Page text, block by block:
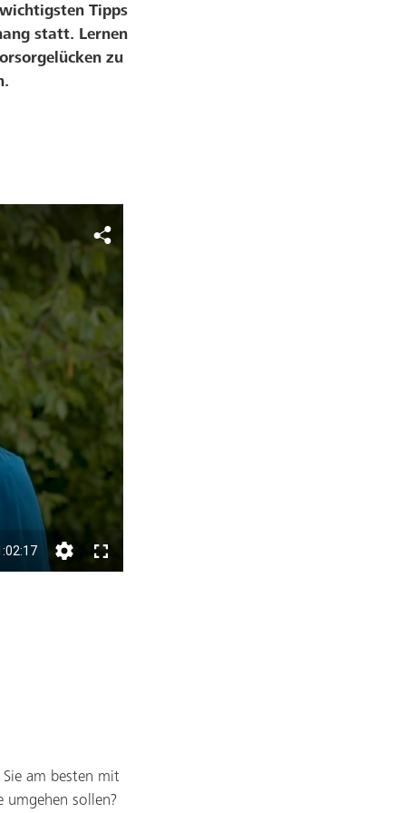
Tipps
statt. Lernen
zu
am besten mit
umgehen sollen?